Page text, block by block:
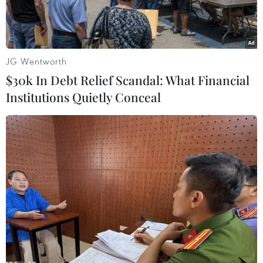
Vận chuyển thép cuộn tại cảng quốc tế ở thành phố Liên Vân
Cảng, Trung Quốc. (Nguồn: THX/TTXVN)
Theo AFP, Nhà Trắng đã công bố sắc lệnh do
Tổng thống Mỹ Donald Trump ký ban hành,
trong đó chính thức tăng gấp đôi thuế đối với
JG Wentworth
$30k In Debt Relief Scandal: What Financial
Institutions Quietly Conceal